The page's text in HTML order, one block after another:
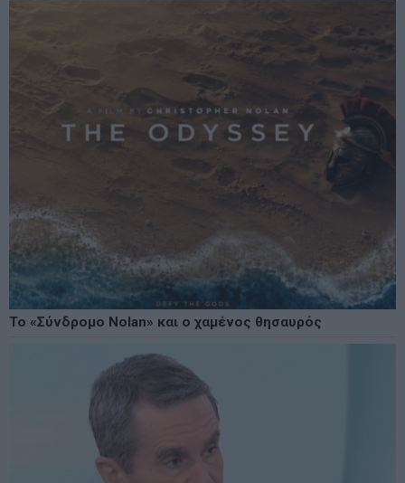
Το «Σύνδρομο Nolan» και ο χαμένος θησαυρός